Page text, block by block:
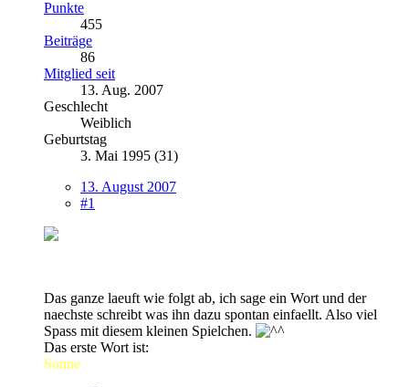
Punkte
455
Beiträge
86
Mitglied seit
13. Aug. 2007
Geschlecht
Weiblich
Geburtstag
3. Mai 1995 (31)
13. August 2007
#1
Das ganze laeuft wie folgt ab, ich sage ein Wort und der
naechste schreibt was ihn dazu spontan einfaellt. Also viel
Spass mit diesem kleinen Spielchen.
Das erste Wort ist:
Sonne